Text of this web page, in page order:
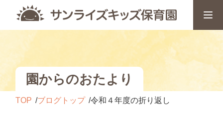
園からのおたより
TOP ブログトップ 令和４年度の折り返し